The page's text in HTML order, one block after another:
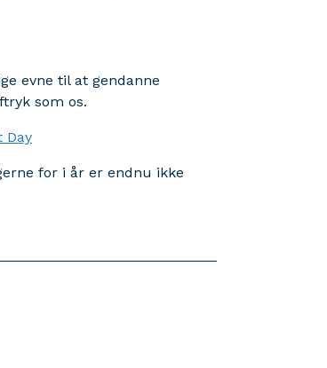
evne til at gendanne
som os.
Day
for i år er endnu ikke